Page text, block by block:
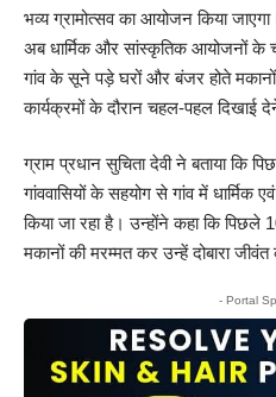
भव्य ग्रामोत्सव का आयोजन किया
अब धार्मिक और सांस्कृतिक आयोजनों के
गांव के सूने पड़े घरों और बंजर होते मकानों
कार्यक्रमों के दौरान चहल-पहल दिखाई
ग्राम प्रधान सुचिता देवी ने बताया कि
गांववासियों के सहयोग से गांव में धार्मिक
किया जा रहा है। उन्होंने कहा कि पिछले
मकानों की मरम्मत कर उन्हें दोबारा
- Portal